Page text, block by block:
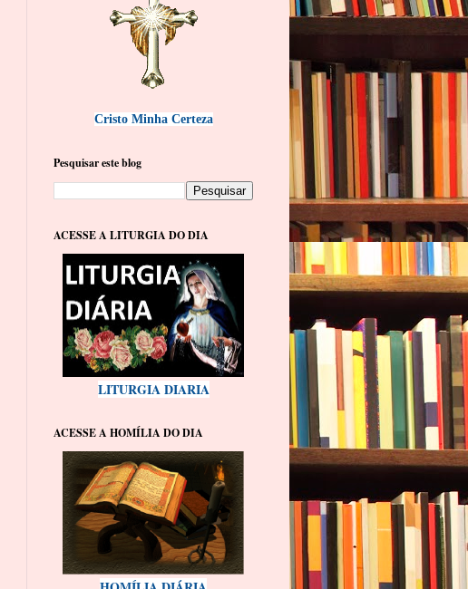
Cristo Minha Certeza
Pesquisar este blog
ACESSE A LITURGIA DO DIA
LITURGIA DIARIA
ACESSE A HOMÍLIA DO DIA